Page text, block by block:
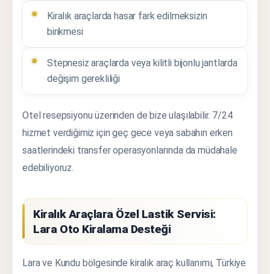
Kiralık araçlarda hasar fark edilmeksizin
birikmesi
Stepnesiz araçlarda veya kilitli bijonlu jantlarda
değişim gerekliliği
Otel resepsiyonu üzerinden de bize ulaşılabilir. 7/24
hizmet verdiğimiz için geç gece veya sabahın erken
saatlerindeki transfer operasyonlarında da müdahale
edebiliyoruz.
Kiralık Araçlara Özel Lastik Servisi:
Lara Oto Kiralama Desteği
Lara ve Kundu bölgesinde kiralık araç kullanımı, Türkiye